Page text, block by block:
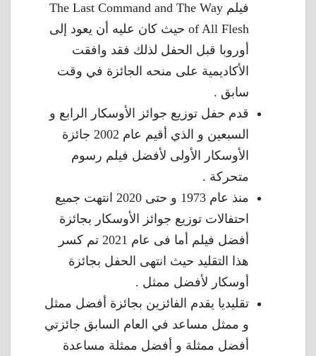
فيلم The Last Command and The Way
of All Flesh حيث كان عليه أن يعود إلى
أوروبا قبل الحفل لذلك فقد وافقت
الأكاديمية على منحه الجائزة في وقت
سابق .
قدم حفل توزيع جوائز الأوسكار الرابع و
السبعين و الذي أقيم عام 2002 جائزة
الأوسكار الأولى لأفضل فيلم رسوم
متحركة .
منذ عام 1973 و حتى 2020 انتهت جميع
احتفالات توزيع جوائز الأوسكار بجائزة
أفضل فيلم أما فى عام 2021 تم كسر
هذا التقليد حيث انتهى الحفل بجائزة
أوسكار لأفضل ممثل .
تقليديا يقدم الفائزين بجائزة أفضل ممثل
و ممثل مساعد في العام السابق جائزتي
أفضل ممثلة و أفضل ممثلة مساعدة